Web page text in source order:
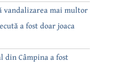
vandalizarea mai multor
a fost doar joaca
din Câmpina a fost